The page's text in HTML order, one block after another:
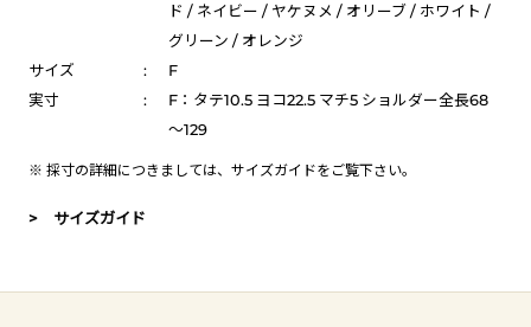
ド / ネイビー / ヤケヌメ / オリーブ / ホワイト /
グリーン / オレンジ
サイズ
:
F
実寸
:
F：タテ10.5 ヨコ22.5 マチ5 ショルダー全長68
～129
※ 採寸の詳細につきましては、 サイズガイドをご覧下さい。
> サイズガイド